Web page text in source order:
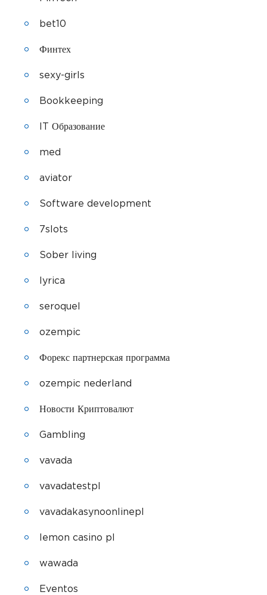
bet10
Финтех
sexy-girls
Bookkeeping
IT Образование
med
aviator
Software development
7slots
Sober living
lyrica
seroquel
ozempic
Форекс партнерская программа
ozempic nederland
Новости Криптовалют
Gambling
vavada
vavadatestpl
vavadakasynoonlinepl
lemon casino pl
wawada
Eventos